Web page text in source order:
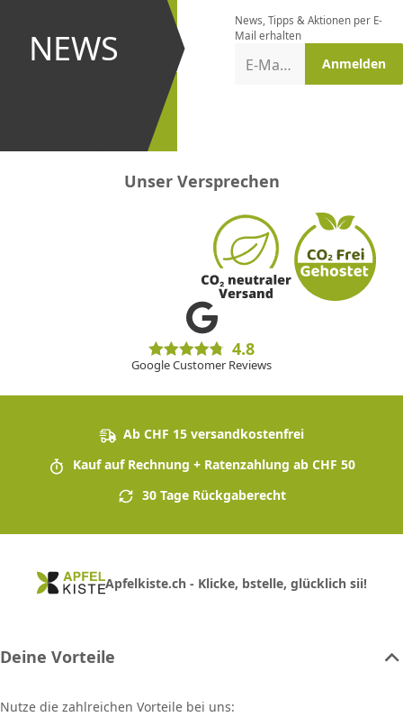
NEWS
und bei
Aktionen
News, Tipps & Aktionen per E-
Mail erhalten
E-Mail-Adresse Anmelden
Unser Versprechen
4.8
Google Customer Reviews
Ab CHF 15 versandkostenfrei
Kauf auf Rechnung + Ratenzahlung ab CHF 50
30 Tage Rückgaberecht
Apfelkiste.ch - Klicke, bstelle, glücklich sii!
Deine Vorteile
Nutze die zahlreichen Vorteile bei uns: